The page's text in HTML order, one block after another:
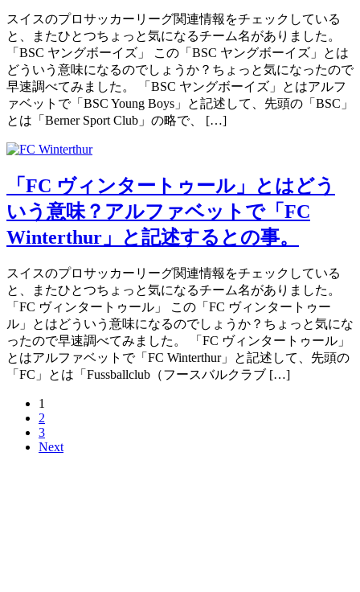
スイスのプロサッカーリーグ関連情報をチェックしている
と、またひとつちょっと気になるチーム名がありました。
「BSC ヤングボーイズ」 この「BSC ヤングボーイズ」とは
どういう意味になるのでしょうか？ちょっと気になったので
早速調べてみました。 「BSC ヤングボーイズ」とはアルフ
ァベットで「BSC Young Boys」と記述して、先頭の「BSC」
とは「Berner Sport Club」の略で、 […]
「FC ヴィンタートゥール」とはどう
いう意味？アルファベットで「FC
Winterthur」と記述するとの事。
スイスのプロサッカーリーグ関連情報をチェックしている
と、またひとつちょっと気になるチーム名がありました。
「FC ヴィンタートゥール」 この「FC ヴィンタートゥー
ル」とはどういう意味になるのでしょうか？ちょっと気にな
ったので早速調べてみました。 「FC ヴィンタートゥール」
とはアルファベットで「FC Winterthur」と記述して、先頭の
「FC」とは「Fussballclub（フースバルクラブ […]
1
2
3
Next